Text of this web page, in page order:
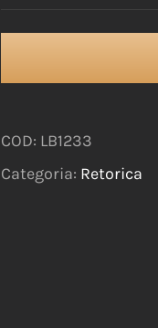
COD: LB1233
Categoria: Retorica